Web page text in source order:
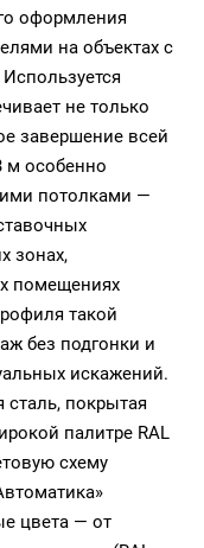
оформления
на объектах с
не только
завершение всей
м особенно
потолками —
зонах,
помещениях
такой
без подгонки и
искажений.
покрытая
палитре RAL
схему
цвета — от